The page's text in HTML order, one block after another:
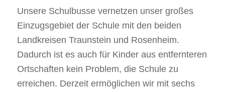
Unsere Schulbusse vernetzen unser großes
Einzugsgebiet der Schule mit den beiden
Landkreisen Traunstein und Rosenheim.
Dadurch ist es auch für Kinder aus entfernteren
Ortschaften kein Problem, die Schule zu
erreichen. Derzeit ermöglichen wir mit sechs